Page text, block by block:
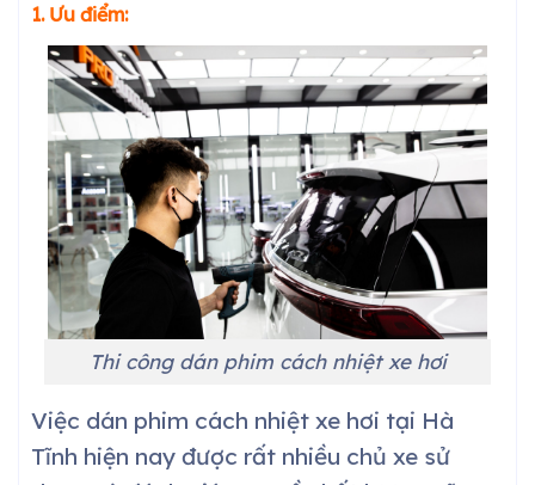
1. Ưu điểm:
Thi công dán phim cách nhiệt xe hơi
Việc dán phim cách nhiệt xe hơi tại Hà
Tĩnh hiện nay được rất nhiều chủ xe sử